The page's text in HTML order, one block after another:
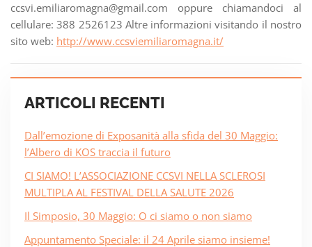
ccsvi.emiliaromagna@gmail.com oppure chiamandoci al
cellulare: 388 2526123 Altre informazioni visitando il nostro
sito web: http://www.ccsviemiliaromagna.it/
ARTICOLI RECENTI
Dall’emozione di Exposanità alla sfida del 30 Maggio:
l’Albero di KOS traccia il futuro
CI SIAMO! L’ASSOCIAZIONE CCSVI NELLA SCLEROSI
MULTIPLA AL FESTIVAL DELLA SALUTE 2026
Il Simposio, 30 Maggio: O ci siamo o non siamo
Appuntamento Speciale: il 24 Aprile siamo insieme!